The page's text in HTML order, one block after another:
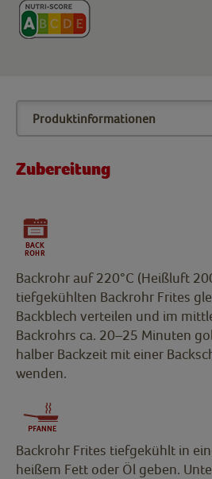
Zubereitung
Backrohr auf 220°C (Heißluft
tiefgekühlten Backrohr Frites
Backblech verteilen und im
Backrohrs ca. 20–25 Minuten
halber Backzeit mit einer
wenden.
Backrohr Frites tiefgekühlt in
heißem Fett oder Öl geben.